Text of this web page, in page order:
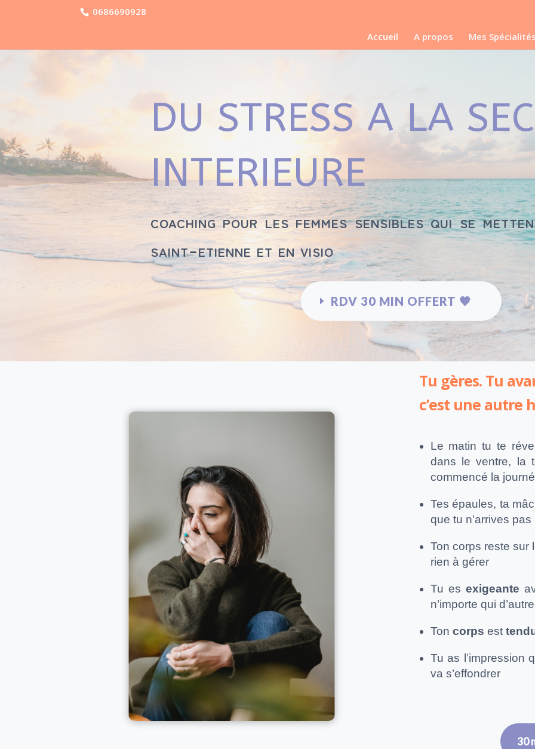
0686690928
Accueil A propos Mes
DU STRESS A LA
INTERIEURE
coaching pour les femmes sensibles qui se
saint-etienne et en visio
RDV 30 MIN OFFERT 🧡
Tu gères. Tu
c’est une autre
Le matin tu te
dans le ventre, la
commencé la
Tes épaules, ta
que tu n’arrives
Ton corps reste sur
rien à gérer
Tu es exigeante
n’importe qui d’autre
Ton corps est
Tu as l’impression
va s’effondrer
30